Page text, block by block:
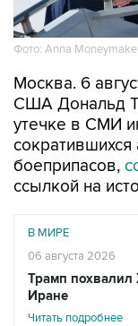
Фото: Anna
Москва. 6
США Дональд
утечке в СМИ
сократившихся
боеприпасов,
ссылкой на
В МИРЕ
06 августа 2026
Трамп похвалил
Иране
Читать подробнее